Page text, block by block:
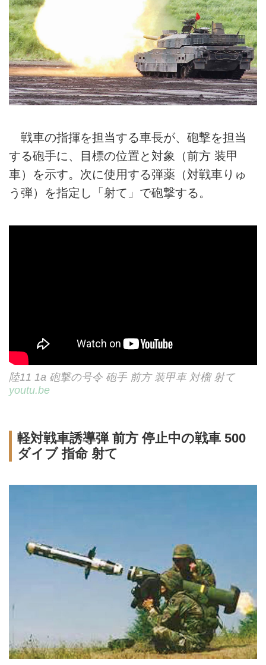
戦車の指揮を担当する車長が、砲撃を担当
する砲手に、目標の位置と対象（前方 装甲
車）を示す。次に使用する弾薬（対戦車りゅ
う弾）を指定し「射て」で砲撃する。
陸11 1a 砲撃の号令 砲手 前方 装甲車 対榴 射て
youtu.be
軽対戦車誘導弾 前方 停止中の戦車 500
ダイブ 指命 射て